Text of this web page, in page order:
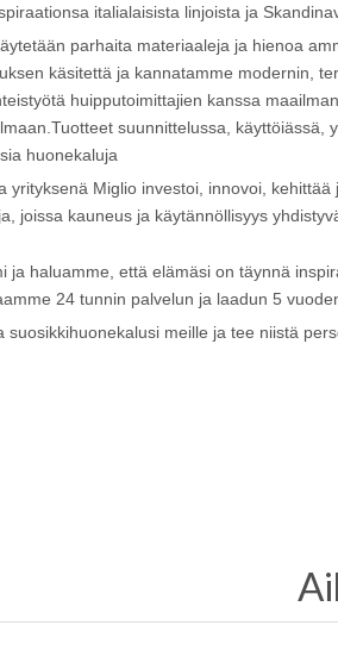
italialaisista linjoista ja
parhaita materiaaleja ja hienoa
käsitettä ja kannatamme modernin,
huipputoimittajien kanssa
suunnittelussa,
huonekaluja
yrityksenä Miglio investoi, innovoi,
joissa kauneus ja käytännöllisyys
ja haluamme, että elämäsi on täynnä
24 tunnin palvelun ja laadun 5
suosikkihuonekalusi meille ja tee niistä